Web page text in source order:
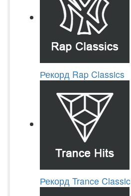
Рекорд Rap Classics
Рекорд Trance Classic